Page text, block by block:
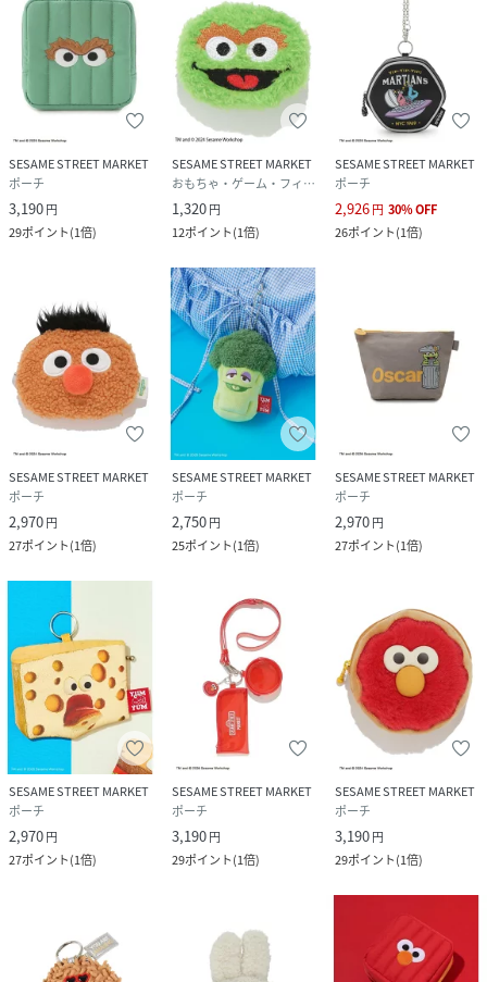
SESAME STREET MARKET
ポーチ
3,190円
29ポイント(1倍)
SESAME STREET MARKET
おもちゃ・ゲーム・フィギュア
1,320円
12ポイント(1倍)
SESAME STREET MARKET
ポーチ
2,926円 30%OFF
26ポイント(1倍)
SESAME STREET MARKET
ポーチ
2,970円
27ポイント(1倍)
SESAME STREET MARKET
ポーチ
2,750円
25ポイント(1倍)
SESAME STREET MARKET
ポーチ
2,970円
27ポイント(1倍)
SESAME STREET MARKET
ポーチ
2,970円
27ポイント(1倍)
SESAME STREET MARKET
ポーチ
3,190円
29ポイント(1倍)
SESAME STREET MARKET
ポーチ
3,190円
29ポイント(1倍)